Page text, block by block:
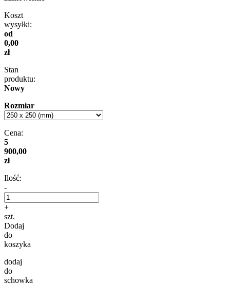
Koszt
wysyłki:
od
0,00
zł
Stan
produktu:
Nowy
Rozmiar
Cena:
5
900,00
zł
Ilość:
-
+
szt.
Dodaj
do
koszyka
dodaj
do
schowka